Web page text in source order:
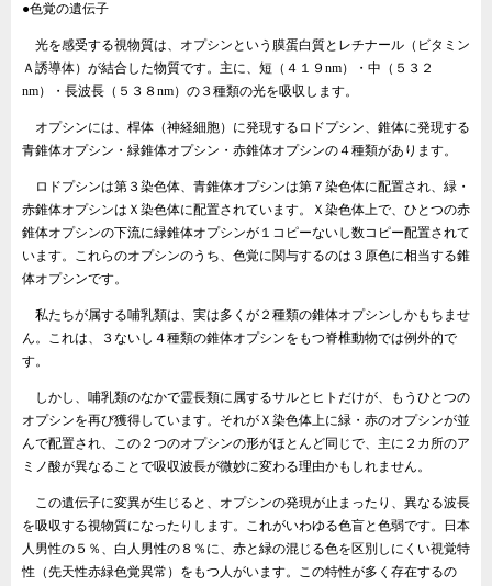
●色覚の遺伝子
光を感受する視物質は、オプシンという膜蛋白質とレチナール（ビタミン
Ａ誘導体）が結合した物質です。主に、短（４１９nm）・中（５３２
nm）・長波長（５３８nm）の３種類の光を吸収します。
オプシンには、桿体（神経細胞）に発現するロドプシン、錐体に発現する
青錐体オプシン・緑錐体オプシン・赤錐体オプシンの４種類があります。
ロドプシンは第３染色体、青錐体オプシンは第７染色体に配置され、緑・
赤錐体オプシンはＸ染色体に配置されています。Ｘ染色体上で、ひとつの赤
錐体オプシンの下流に緑錐体オプシンが１コピーないし数コピー配置されて
います。これらのオプシンのうち、色覚に関与するのは３原色に相当する錐
体オプシンです。
私たちが属する哺乳類は、実は多くが２種類の錐体オプシンしかもちませ
ん。これは、３ないし４種類の錐体オプシンをもつ脊椎動物では例外的で
す。
しかし、哺乳類のなかで霊長類に属するサルとヒトだけが、もうひとつの
オプシンを再び獲得しています。それがＸ染色体上に緑・赤のオプシンが並
んで配置され、この２つのオプシンの形がほとんど同じで、主に２カ所のア
ミノ酸が異なることで吸収波長が微妙に変わる理由かもしれません。
この遺伝子に変異が生じると、オプシンの発現が止まったり、異なる波長
を吸収する視物質になったりします。これがいわゆる色盲と色弱です。日本
人男性の５％、白人男性の８％に、赤と緑の混じる色を区別しにくい視覚特
性（先天性赤緑色覚異常）をもつ人がいます。この特性が多く存在するの